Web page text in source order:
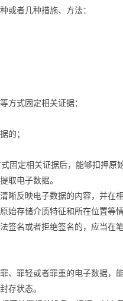
或者几种措施、方法：
方式固定相关证据：
的；
固定相关证据后，能够扣押原
取电子数据。
晰反映电子数据的内容，并在
始存储介质特征和所在位置等
签名或者拒绝签名的，应当在
、罪轻或者罪重的电子数据，
存状态。